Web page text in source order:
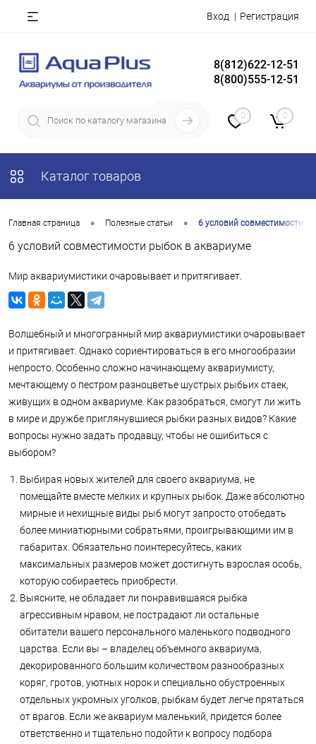
Вход Регистрация
8(812)622-12-51
8(800)555-12-51
0 0
Каталог товаров
Главная страница • Полезные статьи • 6 условий совместимости
6 условий совместимости рыбок в аквариуме
Mир аквариумистики очаровывает и притягивает.
Волшебный и многогранный мир аквариумистики очаровывает
и притягивает. Однако сориентироваться в его многообразии
непросто. Особенно сложно начинающему аквариумисту,
мечтающему о пестром разноцветье шустрых рыбьих стаек,
живущих в одном аквариуме. Как разобраться, смогут ли жить
в мире и дружбе приглянувшиеся рыбки разных видов? Какие
вопросы нужно задать продавцу, чтобы не ошибиться с
выбором?
Выбирая новых жителей для своего аквариума, не
помещайте вместе мелких и крупных рыбок. Даже абсолютно
мирные и нехищные виды рыб могут запросто отобедать
более миниатюрными собратьями, проигрывающими им в
габаритах. Обязательно поинтересуйтесь, каких
максимальных размеров может достигнуть взрослая особь,
которую собираетесь приобрести.
Выясните, не обладает ли понравившаяся рыбка
агрессивным нравом, не пострадают ли остальные
обитатели вашего персонального маленького подводного
царства. Если вы – владелец объемного аквариума,
декорированного большим количеством разнообразных
коряг, гротов, уютных норок и специально обустроенных
отдельных укромных уголков, рыбкам будет легче прятаться
от врагов. Если же аквариум маленький, придется более
ответственно и тщательно подойти к вопросу подбора